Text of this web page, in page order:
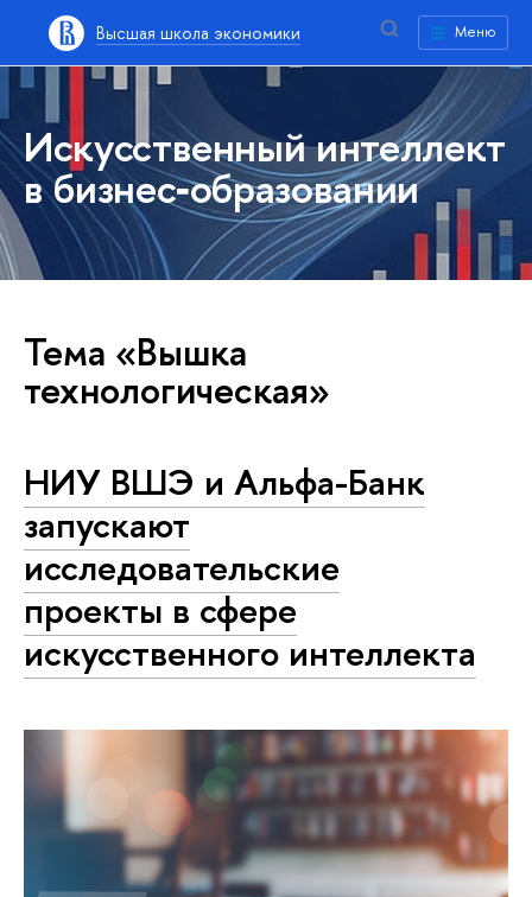
Высшая школа экономики Меню
Искусственный интеллект
в бизнес‑образовании
Тема «Вышка
технологическая»
НИУ ВШЭ и Альфа-Банк
запускают
исследовательские
проекты в сфере
искусственного интеллекта